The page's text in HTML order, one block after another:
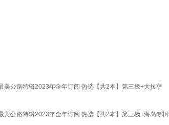
美公路特辑2023年全年订阅 热选【共2本】第三极+大拉萨
美公路特辑2023年全年订阅 热选【共2本】第三极+海岛专辑